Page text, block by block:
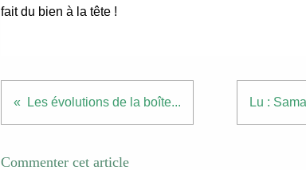
fait du bien à la tête !
Les évolutions de la boîte... Lu :
Commenter cet article